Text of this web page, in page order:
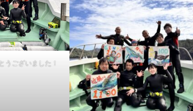
うございました！